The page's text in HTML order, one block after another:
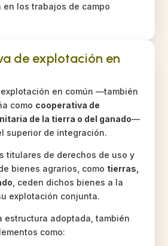
los trabajos de campo
de explotación en
en común —también
como cooperativa de
de la tierra o del ganado—
superior de integración.
titulares de derechos de uso y
bienes agrarios, como tierras,
, ceden dichos bienes a la
explotación conjunta.
estructura adoptada, también
como: